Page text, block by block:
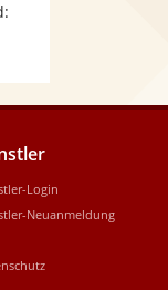
Login
Neuanmeldung